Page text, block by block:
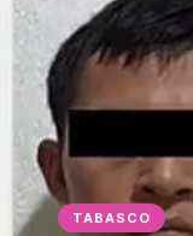
TABASCO